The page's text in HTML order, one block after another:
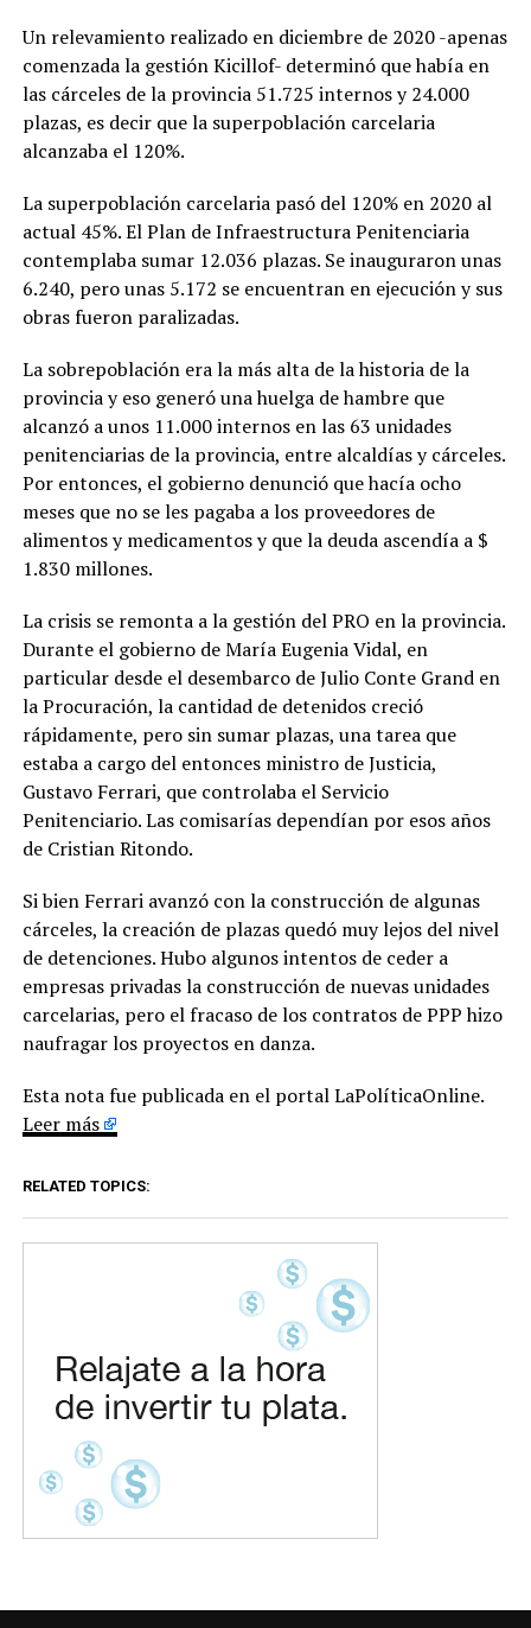
Un relevamiento realizado en diciembre de 2020 -apenas
comenzada la gestión Kicillof- determinó que había en
las cárceles de la provincia 51.725 internos y 24.000
plazas, es decir que la superpoblación carcelaria
alcanzaba el 120%.
La superpoblación carcelaria pasó del 120% en 2020 al
actual 45%. El Plan de Infraestructura Penitenciaria
contemplaba sumar 12.036 plazas. Se inauguraron unas
6.240, pero unas 5.172 se encuentran en ejecución y sus
obras fueron paralizadas.
La sobrepoblación era la más alta de la historia de la
provincia y eso generó una huelga de hambre que
alcanzó a unos 11.000 internos en las 63 unidades
penitenciarias de la provincia, entre alcaldías y cárceles.
Por entonces, el gobierno denunció que hacía ocho
meses que no se les pagaba a los proveedores de
alimentos y medicamentos y que la deuda ascendía a $
1.830 millones.
La crisis se remonta a la gestión del PRO en la provincia.
Durante el gobierno de María Eugenia Vidal, en
particular desde el desembarco de Julio Conte Grand en
la Procuración, la cantidad de detenidos creció
rápidamente, pero sin sumar plazas, una tarea que
estaba a cargo del entonces ministro de Justicia,
Gustavo Ferrari, que controlaba el Servicio
Penitenciario. Las comisarías dependían por esos años
de Cristian Ritondo.
Si bien Ferrari avanzó con la construcción de algunas
cárceles, la creación de plazas quedó muy lejos del nivel
de detenciones. Hubo algunos intentos de ceder a
empresas privadas la construcción de nuevas unidades
carcelarias, pero el fracaso de los contratos de PPP hizo
naufragar los proyectos en danza.
Esta nota fue publicada en el portal LaPolíticaOnline.
Leer más
RELATED TOPICS: